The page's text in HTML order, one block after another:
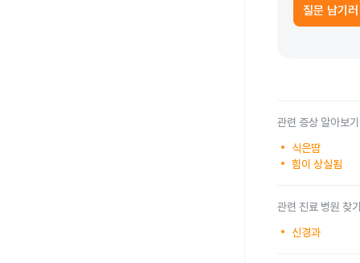
질문 남기
관련 증상 알아보기
식은땀
힘이 상실됨
관련 진료 병원 찾
신경과